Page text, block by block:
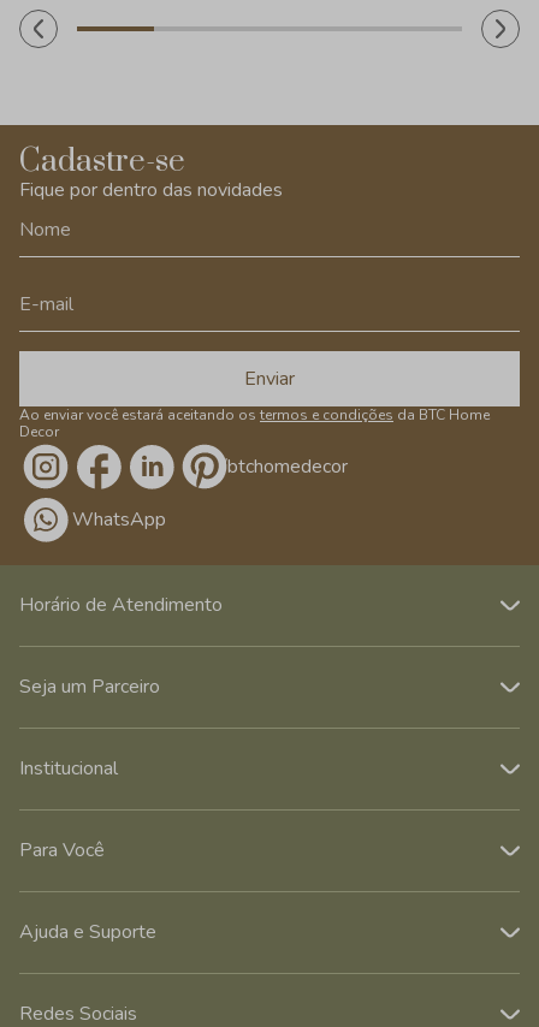
Cadastre-se
Fique por dentro das novidades
Enviar
Ao enviar você estará aceitando os termos e condições da BTC Home
Decor
/btchomedecor
WhatsApp
Horário de Atendimento
Seja um Parceiro
Institucional
Para Você
Ajuda e Suporte
Redes Sociais